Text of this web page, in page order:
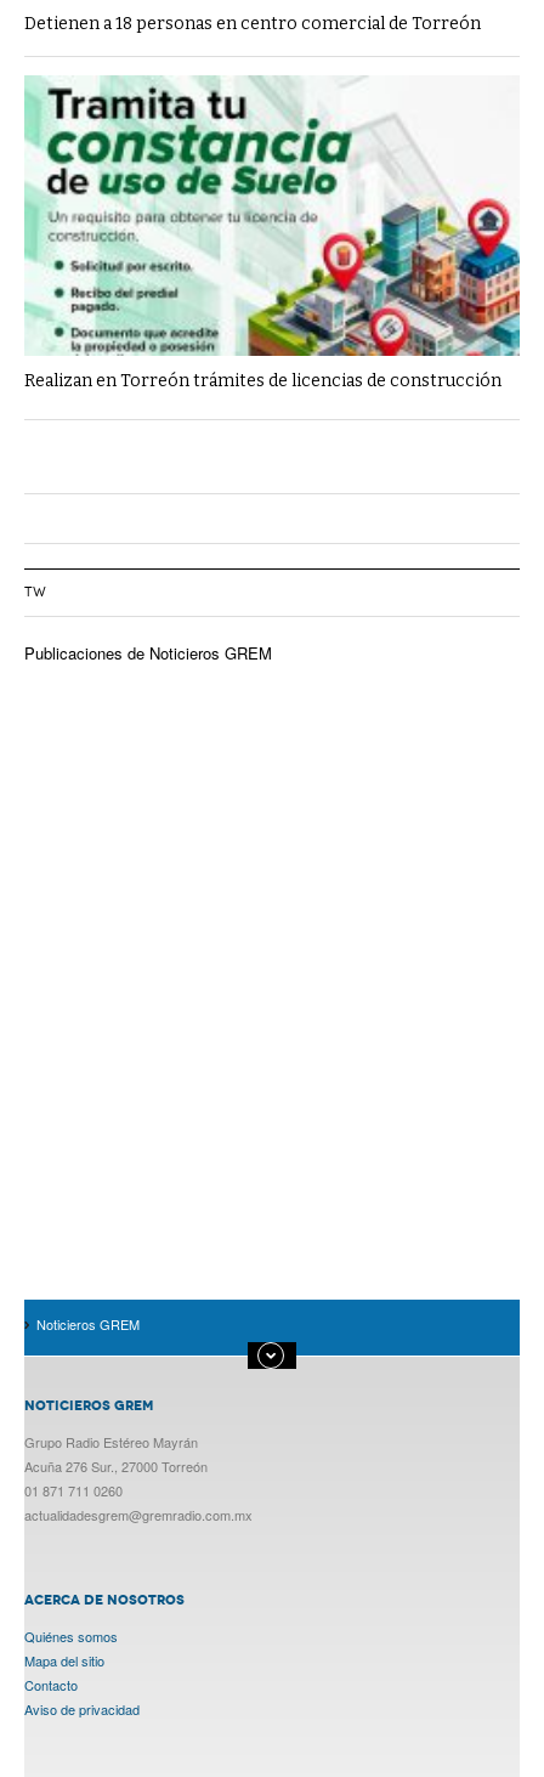
Detienen a 18 personas en centro comercial de Torreón
Realizan en Torreón trámites de licencias de construcción
TW
Publicaciones de Noticieros GREM
Noticieros GREM
NOTICIEROS GREM
Grupo Radio Estéreo Mayrán
Acuña 276 Sur., 27000 Torreón
01 871 711 0260
actualidadesgrem@gremradio.com.mx
ACERCA DE NOSOTROS
Quiénes somos
Mapa del sitio
Contacto
Aviso de privacidad